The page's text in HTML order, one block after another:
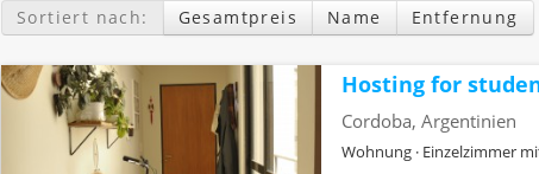
Sortiert nach: Gesamtpreis Name Entfernung
Hosting for
Cordoba, Argentinien
Wohnung · Einzelzimmer